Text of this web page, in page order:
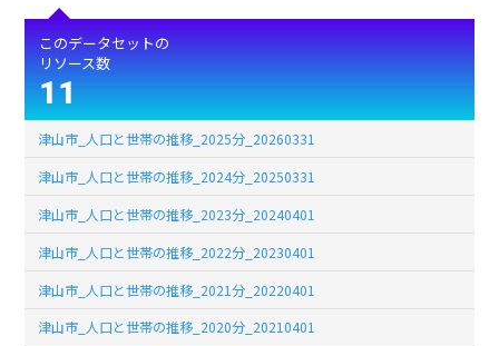
このデータセットの
リソース数
11
津山市_人口と世帯の推移_2025分_20260331
津山市_人口と世帯の推移_2024分_20250331
津山市_人口と世帯の推移_2023分_20240401
津山市_人口と世帯の推移_2022分_20230401
津山市_人口と世帯の推移_2021分_20220401
津山市_人口と世帯の推移_2020分_20210401